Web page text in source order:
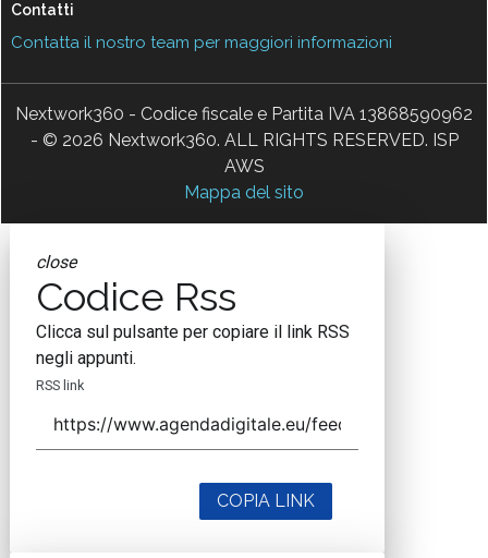
Contatti
Contatta il nostro team per maggiori informazioni
Nextwork360 - Codice fiscale e Partita IVA 13868590962
- © 2026 Nextwork360. ALL RIGHTS RESERVED. ISP
AWS
Mappa del sito
close
Codice Rss
Clicca sul pulsante per copiare il link RSS
negli appunti.
RSS link
COPIA LINK